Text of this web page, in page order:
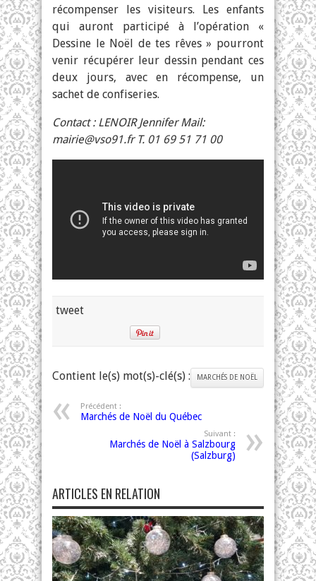
récompenser les visiteurs. Les enfants
qui auront participé à l’opération «
Dessine le Noël de tes rêves » pourront
venir récupérer leur dessin pendant ces
deux jours, avec en récompense, un
sachet de confiseries.
Contact : LENOIR Jennifer Mail:
mairie@vso91.frT. 01 69 51 71 00
tweet
Contient le(s) mot(s)-clé(s) : MARCHÉS DE NOËL
Précédent :
Marchés de Noël du Québec
Suivant :
Marchés de Noël à Salzbourg
(Salzburg)
ARTICLES EN RELATION